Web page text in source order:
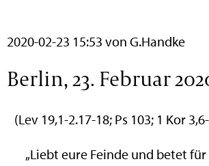
2020-02-23 15:53 von G.Handke
Berlin, 23. Februar
(Lev 19,1-2.17-18; Ps 103; 1 Kor
„Liebt eure Feinde und betet